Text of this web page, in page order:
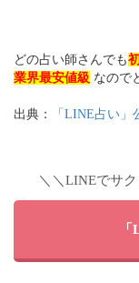
どの占い師さんでも
業界最安値級 なので
出典： 「LINE占い」
＼＼LINEでサ